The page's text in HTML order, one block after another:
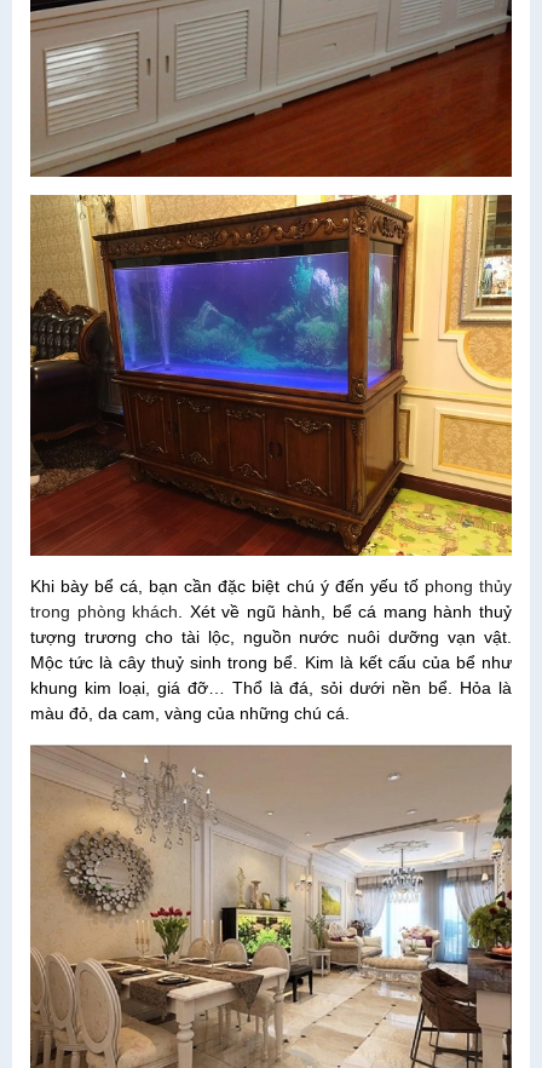
Khi bày bể cá, bạn cần đặc biệt chú ý đến yếu tố phong thủy
trong phòng khách
Xét về ngũ hành, bể cá mang hành thuỷ
tượng trương cho tài lộc, nguồn nước nuôi dưỡng vạn vật.
Mộc tức là cây thuỷ sinh trong bể. Kim là kết cấu của bể như
khung kim loại, giá đỡ… Thổ là đá, sỏi dưới nền bể. Hỏa là
màu đỏ, da cam, vàng của những chú cá.